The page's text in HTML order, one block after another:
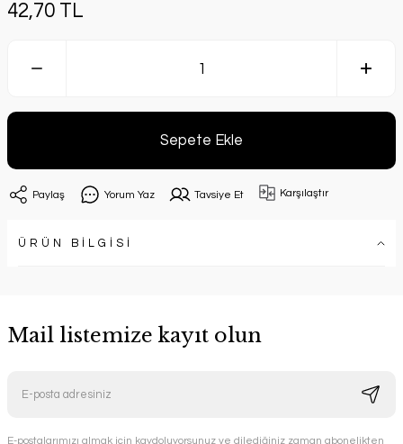
42,70 TL
Sepete Ekle
Paylaş Yorum Yaz Tavsiye Et Karşılaştır
ÜRÜN BİLGİSİ
Mail listemize kayıt olun
E-postalarımızı almak için kaydoluyorsunuz ve dilediğiniz zaman abonelikten